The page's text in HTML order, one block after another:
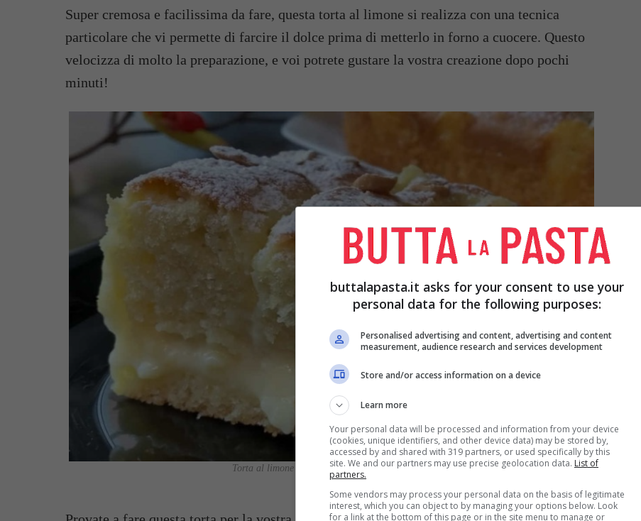
Super cremosa e facilissima da fare, questa torta al limone si realizza con una tecnica
particolare che vi permette di farcire il dolce prima di metterlo in forno a cuocere. Questo
velocizza di molto la preparazione, e voi potrete gustare la vostra creazione dopo pochi
minuti!
Torta al limone farcita con crema, pronta in 15 minuti – Foto YouTube @Lecker mit Kristy
buttalapasta.it asks for your consent to use your
personal data for the following purposes:
Personalised advertising and content, advertising and content
measurement, audience research and services development
Store and/or access information on a device
Learn more
Your personal data will be processed and information from your device
(cookies, unique identifiers, and other device data) may be stored by,
accessed by and shared with 319 partners, or used specifically by this
site. We and our partners may use precise geolocation data. List of
partners.
Some vendors may process your personal data on the basis of legitimate
interest, which you can object to by managing your options below. Look
for a link at the bottom of this page or in the site menu to manage or